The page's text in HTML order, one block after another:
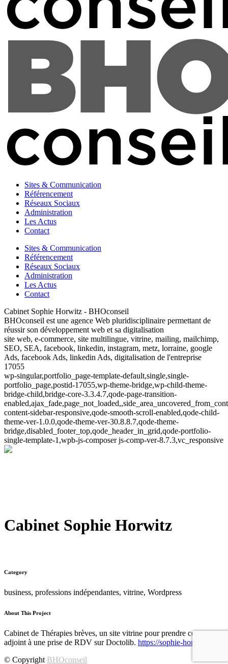
Sites & Communication
Référencement
Réseaux Sociaux
Administration
Les Actus
Contact
Sites & Communication
Référencement
Réseaux Sociaux
Administration
Les Actus
Contact
Cabinet Sophie Horwitz - BHOconseil
BHOconseil est une agence Web pluridisciplinaire permettant de
réussir son développement web et sa digitalisation
site web, e-commerce, site multilingue, vitrine, mailing, mailchimp,
SEO, SEA, facebook, linkedin, instagram, metz, lorraine, google
Ads, facebook Ads, linkedin Ads, digitalisation de l'entreprise
17055
wp-singular,portfolio_page-template-default,single,single-
portfolio_page,postid-17055,wp-theme-bridge,wp-child-theme-
bridge-child,bridge-core-3.3.4.7,qode-page-transition-
content-sidebar-responsive,qode-smooth-scroll-enabled,qode-child-
theme-ver-1.0.0,qode-theme-ver-30.8.8.7,qode-theme-
bridge,disabled_footer_top,qode_header_in_grid,qode-portfolio-
single-template-1,wpb-js-composer js-comp-ver-8.7.3,vc_responsive
Cabinet Sophie Horwitz
Category
business, professions indépendantes, vitrine, Wordpress
About This Project
Cabinet de Thérapies brèves, un site vitrine pour prendre contact,
adjoint à une prise de RDV sur Doctolib. https://sophie-horwitz.fr/
© Copyright BHOconseil